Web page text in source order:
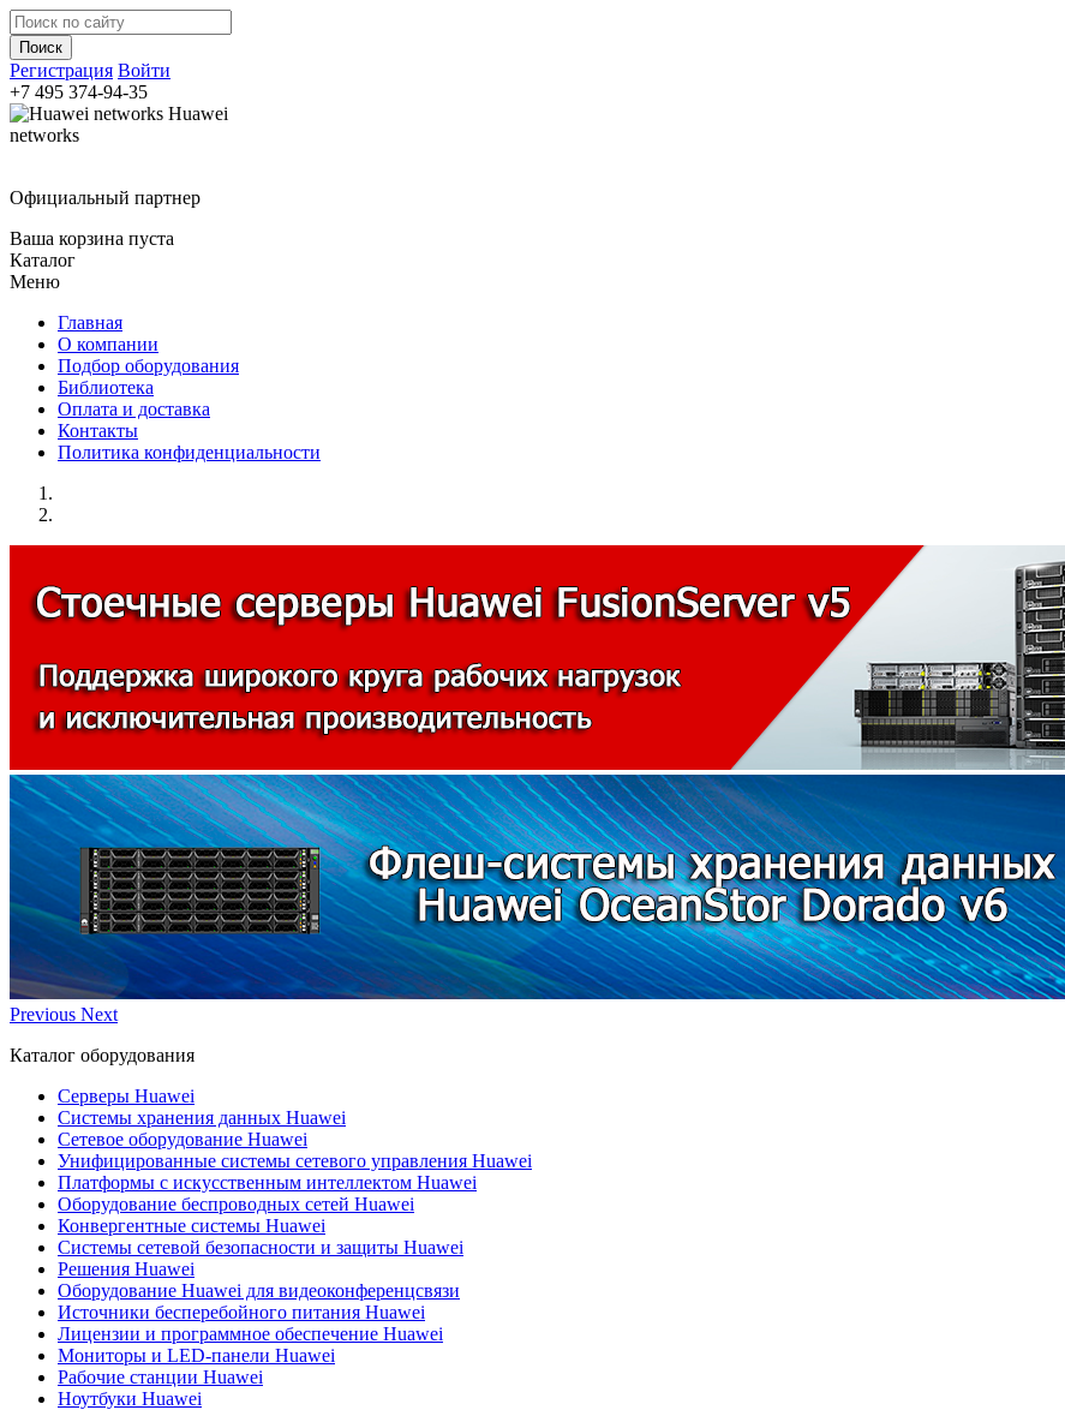
Регистрация Войти
+7 495 374-94-35
Huawei
networks
Официальный партнер
Ваша корзина пуста
Каталог
Меню
Главная
О компании
Подбор оборудования
Библиотека
Оплата и доставка
Контакты
Политика конфиденциальности
Previous Next
Каталог оборудования
Серверы Huawei
Системы хранения данных Huawei
Сетевое оборудование Huawei
Унифицированные системы сетевого управления Huawei
Платформы с искусственным интеллектом Huawei
Оборудование беспроводных сетей Huawei
Конвергентные системы Huawei
Системы сетевой безопасности и защиты Huawei
Решения Huawei
Оборудование Huawei для видеоконференцсвязи
Источники бесперебойного питания Huawei
Лицензии и программное обеспечение Huawei
Мониторы и LED-панели Huawei
Рабочие станции Huawei
Ноутбуки Huawei